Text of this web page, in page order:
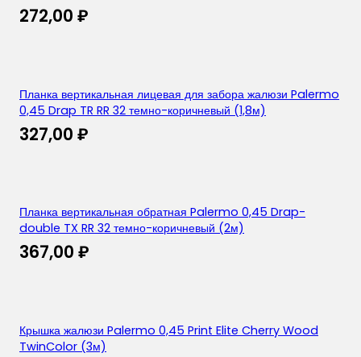
272,00 ₽
Планка вертикальная лицевая для забора жалюзи Palermo
0,45 Drap TR RR 32 темно-коричневый (1,8м)
327,00 ₽
Планка вертикальная обратная Palermo 0,45 Drap-
double TX RR 32 темно-коричневый (2м)
367,00 ₽
Крышка жалюзи Palermo 0,45 Print Elite Cherry Wood
TwinColor (3м)